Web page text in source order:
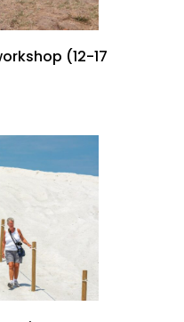
(12-17